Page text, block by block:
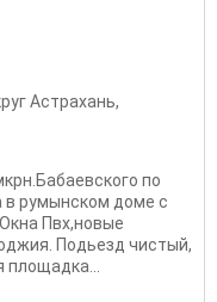
Астрахань,
по
в румынском доме с
Пвх,новые
Подьезд чистый,